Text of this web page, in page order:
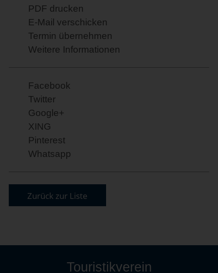
PDF drucken
E-Mail verschicken
Termin übernehmen
Weitere Informationen
Facebook
Twitter
Google+
XING
Pinterest
Whatsapp
Zurück zur Liste
Touristikverein